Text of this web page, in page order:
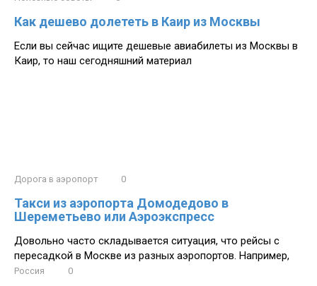
Как дешево долететь в Каир из Москвы
Если вы сейчас ищите дешевые авиабилеты из Москвы в
Каир, то наш сегодняшний материал
Дорога в аэропорт 0
Такси из аэропорта Домодедово в
Шереметьево или Аэроэкспресс
Довольно часто складывается ситуация, что рейсы с
пересадкой в Москве из разных аэропортов. Например,
Россия 0